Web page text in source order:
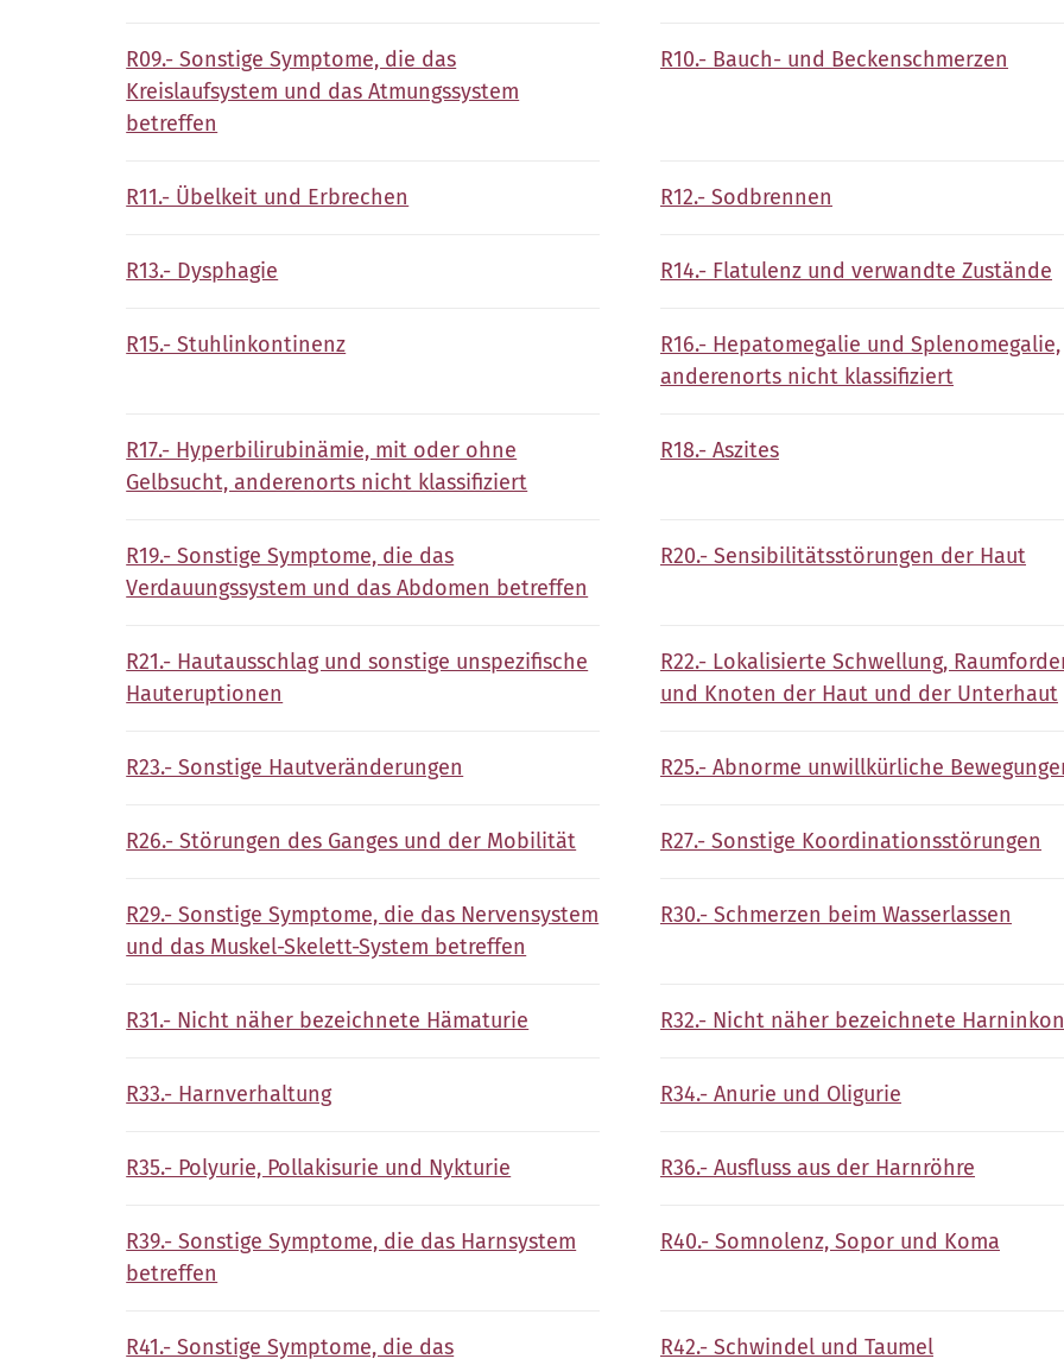
R09.- Sonstige Symptome, die das
Kreislaufsystem und das Atmungssystem
betreffen
R10.- Bauch- und Beckenschmerzen
R11.- Übelkeit und Erbrechen R12.- Sodbrennen
R13.- Dysphagie R14.- Flatulenz und verwandte Zustände
R15.- Stuhlinkontinenz
R16.- Hepatomegalie und Splenomegalie,
anderenorts nicht klassifiziert
R17.- Hyperbilirubinämie, mit oder ohne
Gelbsucht, anderenorts nicht klassifiziert
R18.- Aszites
R19.- Sonstige Symptome, die das
Verdauungssystem und das Abdomen betreffen
R20.- Sensibilitätsstörungen der Haut
R21.- Hautausschlag und sonstige unspezifische
Hauteruptionen
R22.- Lokalisierte Schwellung,
und Knoten der Haut und der Unterhaut
R23.- Sonstige Hautveränderungen R25.- Abnorme unwillkürliche
R26.- Störungen des Ganges und der Mobilität R27.- Sonstige Koordinationsstörungen
R29.- Sonstige Symptome, die das Nervensystem
und das Muskel-Skelett-System betreffen
R30.- Schmerzen beim Wasserlassen
R31.- Nicht näher bezeichnete Hämaturie R32.- Nicht näher bezeichnete
R33.- Harnverhaltung R34.- Anurie und Oligurie
R35.- Polyurie, Pollakisurie und Nykturie R36.- Ausfluss aus der Harnröhre
R39.- Sonstige Symptome, die das Harnsystem
betreffen
R40.- Somnolenz, Sopor und Koma
R41.- Sonstige Symptome, die das
R42.- Schwindel und Taumel